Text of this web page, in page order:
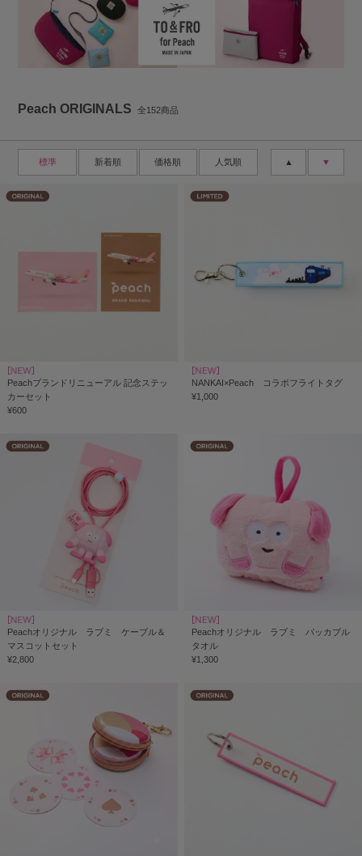
Peach ORIGINALS 全152商品
標準 新着順 価格順 人気順 ▼
▲
Peachブランドリニューアル 記念ステッ
カーセット
¥600
NANKAI×Peach コラボフライトタグ
¥1,000
Peachオリジナル ラブミ ケーブル＆
マスコットセット
¥2,800
Peachオリジナル ラブミ パッカブル
タオル
¥1,300